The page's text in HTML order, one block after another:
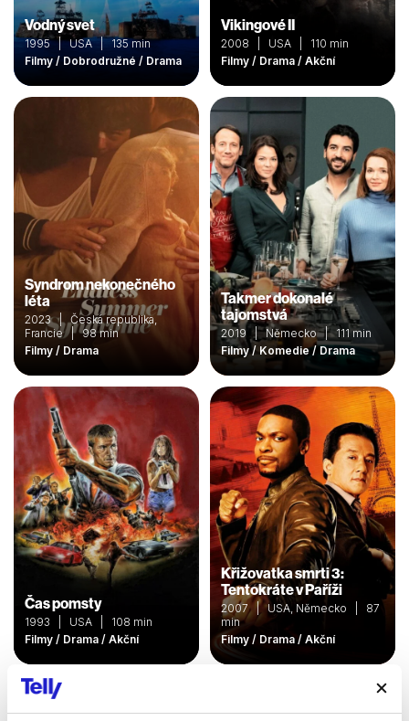
Vodný svet
1995 | USA | 135 min
Filmy / Dobrodružné / Drama
Vikingové II
2008 | USA | 110 min
Filmy / Drama / Akční
Syndrom nekonečného
léta
2023 | Česká republika,
Francie | 98 min
Filmy / Drama
Takmer dokonalé
tajomstvá
2019 | Německo | 111 min
Filmy / Komedie / Drama
Čas pomsty
1993 | USA | 108 min
Filmy / Drama / Akční
Křižovatka smrti 3:
Tentokráte v Paříži
2007 | USA, Německo | 87
min
Filmy / Drama / Akční